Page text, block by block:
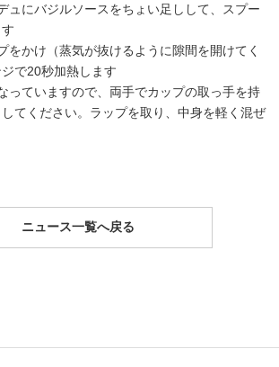
ュにバジルソースをちょい足しして、スプー
をかけ（蒸気が抜けるように隙間を開けてく
で20秒加熱します
っていますので、両手でカップの取っ手を持
てください。ラップを取り、中身を軽く混ぜ
ニュース一覧へ戻る